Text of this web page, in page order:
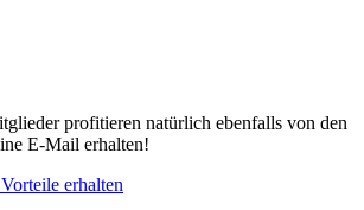
profitieren natürlich ebenfalls von den
E-Mail erhalten!
erhalten